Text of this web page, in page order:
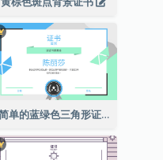
简单的蓝绿色三角形证书